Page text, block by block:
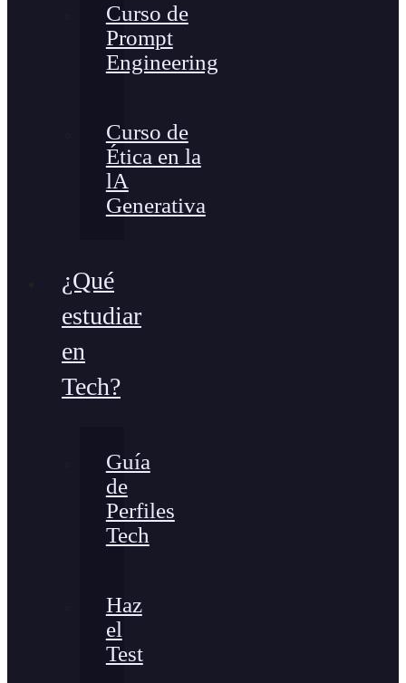
Curso de
Prompt
Engineering
Curso de
Ética en la
lA
Generativa
¿Qué
estudiar
en
Tech?
Guía
de
Perfiles
Tech
Haz
el
Test